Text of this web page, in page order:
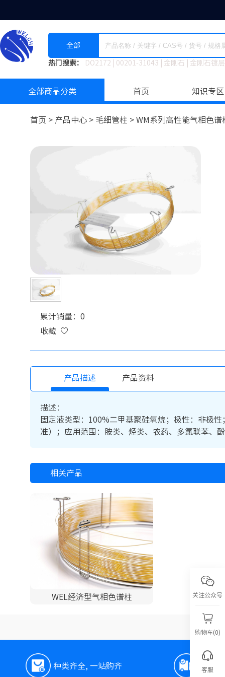
全部
热门搜索： DO2172 00201-31043 金刚石 金刚石镀
全部商品分类 首页 知识专区
首页 > 产品中心 > 毛细管柱 > WM系列高性能气相色谱
累计销量：0
收藏
产品描述 产品资料
描述：
固定液类型：100%二甲基聚硅氧烷；极性：非极
准）；应用范围：胺类、烃类、农药、多氯联苯、
相关产品
WEL经济型气相色谱柱
种类齐全, 一站购齐 极速
关注公众号
购物车(0)
客服